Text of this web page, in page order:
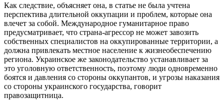
Как следствие, объясняет она, в статье не была учтена
перспектива длительной оккупации и проблем, которые она
влечет за собой. Международное гуманитарное право
предусматривает, что страна-агрессор не может завозить
собственных специалистов на оккупированные территории, а
должна привлекать местное население к жизнеобеспечению
региона. Украинское же законодательство устанавливает за
это уголовную ответственность, поэтому люди одновременно
боятся и давления со стороны оккупантов, и угрозы наказания
со стороны украинского государства, говорит
правозащитница.